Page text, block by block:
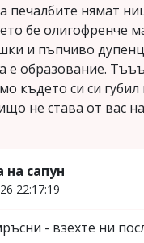
печалбите нямат
бе олигофренче
и пъпчиво
е образование.
където си си
не става от вас
на сапун
22:17:19
- взехте ни